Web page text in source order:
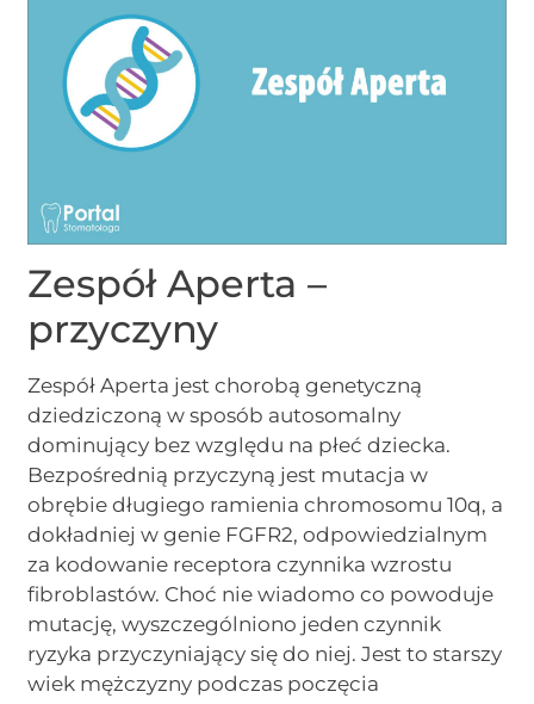
Zespół Aperta –
przyczyny
Zespół Aperta jest chorobą genetyczną
dziedziczoną w sposób autosomalny
dominujący bez względu na płeć dziecka.
Bezpośrednią przyczyną jest mutacja w
obrębie długiego ramienia chromosomu 10q, a
dokładniej w genie FGFR2, odpowiedzialnym
za kodowanie receptora czynnika wzrostu
fibroblastów. Choć nie wiadomo co powoduje
mutację, wyszczególniono jeden czynnik
ryzyka przyczyniający się do niej. Jest to starszy
wiek mężczyzny podczas poczęcia